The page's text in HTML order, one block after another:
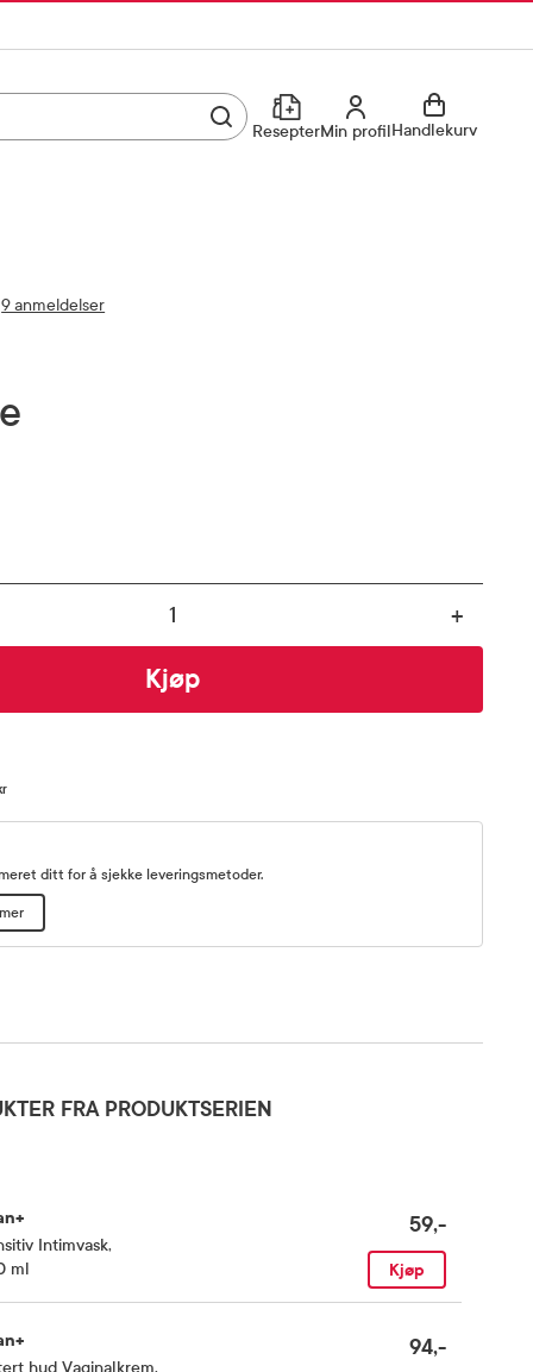
Utfør søkResepterMin profilMin profilHandlekurv
9 anmeldelser
+
Kjøp
ditt for å sjekke leveringsmetoder.
FRA PRODUKTSERIEN
Intimvask,
ml
59,-
Kjøp
hud Vaginalkrem,
94,-